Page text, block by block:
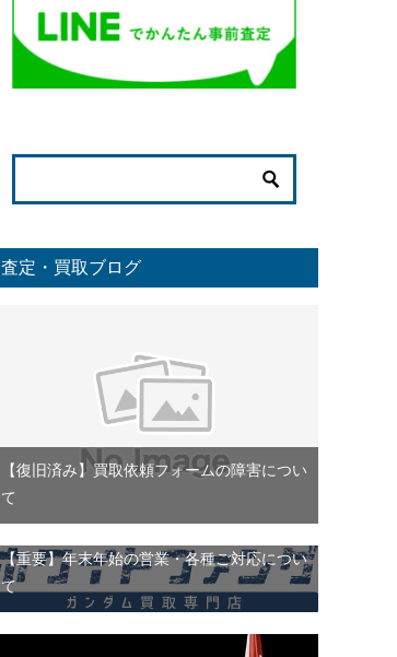
査定・買取ブログ
【復旧済み】買取依頼フォームの障害につい
て
【重要】年末年始の営業・各種ご対応につい
て